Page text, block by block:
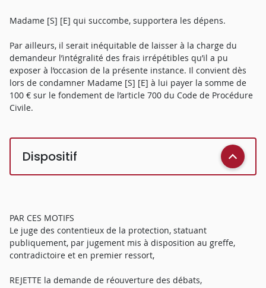
Madame [S] [E] qui succombe, supportera les dépens.
Par ailleurs, il serait inéquitable de laisser à la charge du
demandeur l’intégralité des frais irrépétibles qu’il a pu
exposer à l’occasion de la présente instance. Il convient dès
lors de condamner Madame [S] [E] à lui payer la somme de
100 € sur le fondement de l’article 700 du Code de Procédure
Civile.
Dispositif
PAR CES MOTIFS
Le juge des contentieux de la protection, statuant
publiquement, par jugement mis à disposition au greffe,
contradictoire et en premier ressort,
REJETTE la demande de réouverture des débats,